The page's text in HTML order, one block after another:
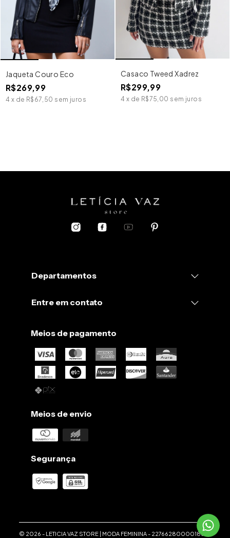
Jaqueta Couro Eco
R$269,99
4 x de R$67,50 sem juros
Casaco Tweed Xadrez
R$299,99
4 x de R$75,00 sem juros
Departamentos
Entre em contato
Meios de pagamento
Meios de envio
Segurança
© 2026 - LETICIA VAZ STORE | MODA FEMININA- 22766280000186